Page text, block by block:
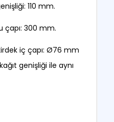
110 mm.
çapı: 300 mm.
iç çapı: Ø76 mm
genişliği ile aynı